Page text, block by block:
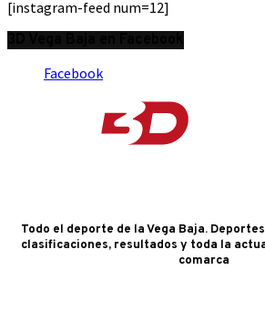
[instagram-feed num=12]
Facebook
Todo el deporte de la Vega Baja.
clasificaciones, resultados y toda la
comarca